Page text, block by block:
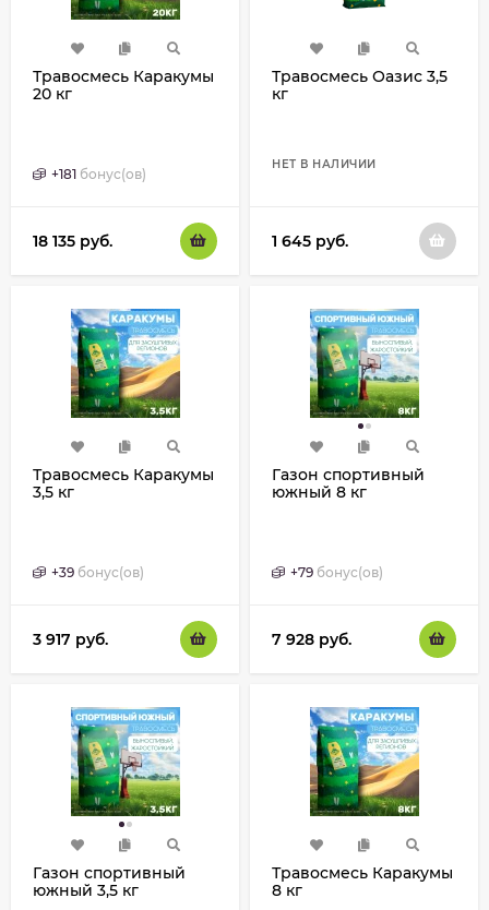
Травосмесь Каракумы
20 кг
+181 бонус(ов)
18 135 руб.
Травосмесь Оазис 3,5
кг
НЕТ В НАЛИЧИИ
1 645 руб.
Травосмесь Каракумы
3,5 кг
+39 бонус(ов)
3 917 руб.
Газон спортивный
южный 8 кг
+79 бонус(ов)
7 928 руб.
Газон спортивный
южный 3,5 кг
Травосмесь Каракумы
8 кг